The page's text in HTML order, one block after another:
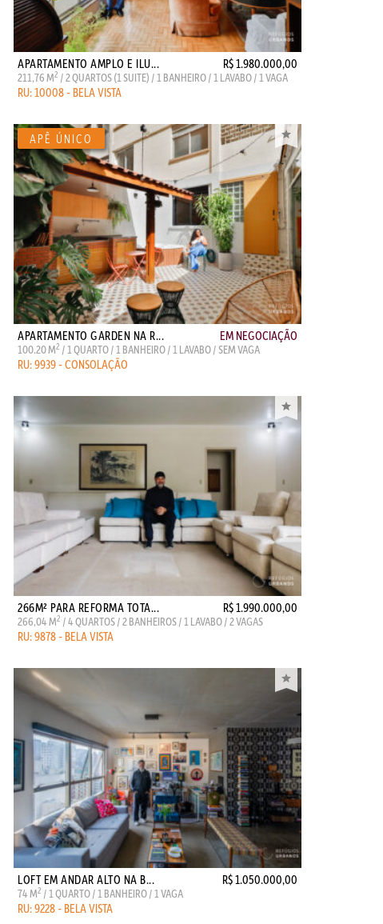
APARTAMENTO AMPLO E ILU... R$ 1.980.000,00
211,76 M2 / 2 QUARTOS (1 SUITE) / 1 BANHEIRO / 1 LAVABO / 1 VAGA
RU: 10008 - BELA VISTA
APARTAMENTO GARDEN NA R... EM NEGOCIAÇÃO
100.20 M2 / 1 QUARTO / 1 BANHEIRO / 1 LAVABO / SEM VAGA
RU: 9939 - CONSOLAÇÃO
266M² PARA REFORMA TOTA... R$ 1.990.000,00
266,04 M2 / 4 QUARTOS / 2 BANHEIROS / 1 LAVABO / 2 VAGAS
RU: 9878 - BELA VISTA
LOFT EM ANDAR ALTO NA B... R$ 1.050.000,00
74 M2 / 1 QUARTO / 1 BANHEIRO / 1 VAGA
RU: 9228 - BELA VISTA